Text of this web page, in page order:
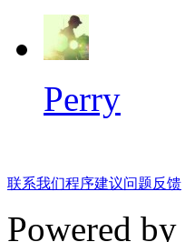
Perry
联系我们程序建议问题反馈
Powered by